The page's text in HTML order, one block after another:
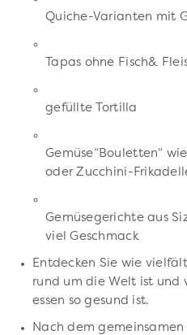
Quiche-Varianten mit
Tapas ohne Fisch&
gefüllte Tortilla
Gemüse“Bouletten“
oder Zucchini-
Gemüsegerichte aus
viel Geschmack
Entdecken Sie wie
rund um die Welt ist und
essen so gesund ist.
Nach dem